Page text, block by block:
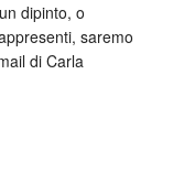
dipinto, o
saremo
di Carla